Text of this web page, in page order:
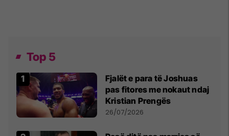
Top 5
Fjalët e para të Joshuas
pas fitores me nokaut ndaj
Kristian Prengës
26/07/2026